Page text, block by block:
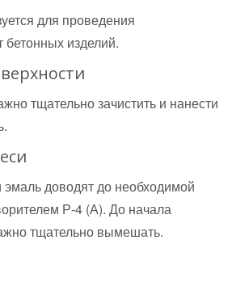
для проведения
бетонных изделий.
тщательно зачистить и нанести
доводят до необходимой
Р-4 (А). До начала
тщательно вымешать.